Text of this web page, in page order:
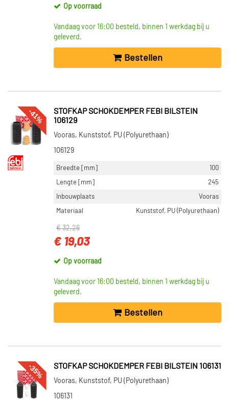
Op voorraad
Vandaag voor 16:00 besteld, binnen 1 werkdag bij u
geleverd.
Bestellen
-41%
STOFKAP SCHOKDEMPER FEBI BILSTEIN
106129
Vooras, Kunststof, PU (Polyurethaan)
106129
Breedte [mm]
100
Lengte [mm]
245
Inbouwplaats
Vooras
Materiaal
Kunststof, PU (Polyurethaan)
€ 32,26
€ 19,03
Op voorraad
Vandaag voor 16:00 besteld, binnen 1 werkdag bij u
geleverd.
Bestellen
-35% STOFKAP SCHOKDEMPER FEBI BILSTEIN 106131
Vooras, Kunststof, PU (Polyurethaan)
106131